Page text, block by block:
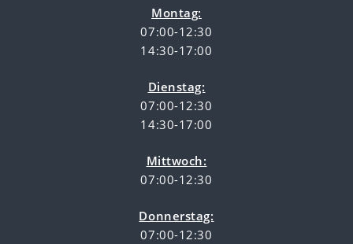
Montag:
07:00-12:30
14:30-17:00
Dienstag:
07:00-12:30
14:30-17:00
Mittwoch:
07:00-12:30
Donnerstag:
07:00-12:30